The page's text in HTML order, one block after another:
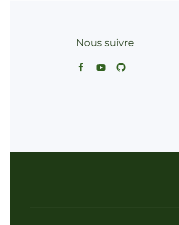
Nous suivre